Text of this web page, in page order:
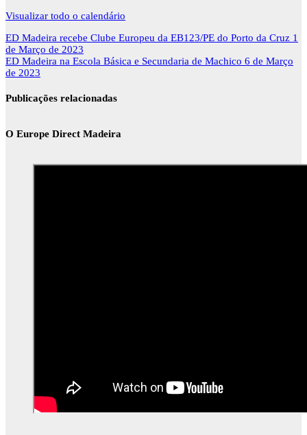
Visualizar todo o calendário
Navegação
de
artigos
ED Madeira recebe Clube Europeu da EB123/PE do Porto da Cruz 1
de Março de 2023
ED Madeira na Escola Básica e Secundaria de Machico 6 de Março
de 2023
Publicações relacionadas
O Europe Direct Madeira